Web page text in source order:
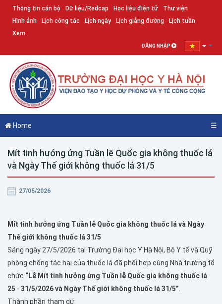
Thông tin cán bộ Dữ liệu/Redcap Học liệu điện tử
Thư viện
Hình ảnh
Lịch công tác Lịch ngày Lịch giảng đường
Lịch tuần
Xem
ĐĂNG NHẬP
Home ☰
Mít tinh hưởng ứng Tuần lễ Quốc gia không thuốc lá
và Ngày Thế giới không thuốc lá 31/5
27/05/2026
Mít tinh hưởng ứng Tuần lễ Quốc gia không thuốc lá và Ngày
Thế giới không thuốc lá 31/5
Sáng ngày 27/5/2026 tại Trường Đại học Y Hà Nội, Bộ Y tế và Quỹ
phòng chống tác hại của thuốc lá đã phối hợp cùng Nhà trường tổ
chức “Lễ Mít tinh hưởng ứng Tuần lễ Quốc gia không thuốc lá
25 - 31/5/2026 và Ngày Thế giới không thuốc lá 31/5”
Thành phần tham dự: